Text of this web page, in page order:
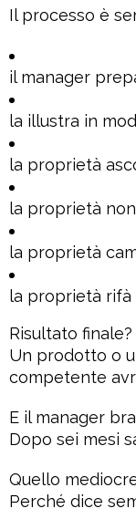
Il processo è
il manager
la illustra in
la proprietà
la proprietà
la proprietà
la proprietà rifà
Risultato finale?
Un prodotto o
competente
E il manager
Dopo sei mesi
Quello
Perché dice